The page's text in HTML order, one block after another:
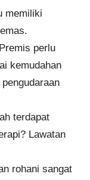
memiliki
perlu
kemudahan
terdapat
Lawatan
rohani sangat